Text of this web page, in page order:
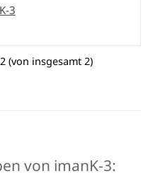
3
(von insgesamt 2)
von imanK-3: